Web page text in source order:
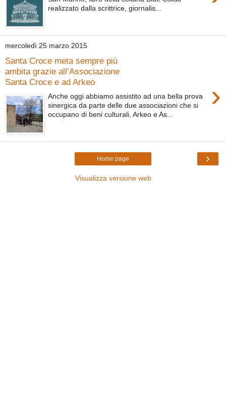
realizzato dalla scrittrice, giornalis...
mercoledì 25 marzo 2015
Santa Croce meta sempre più
ambita grazie all’Associazione
Santa Croce e ad Arkeo
›
Anche oggi abbiamo assistito ad una bella prova
sinergica da parte delle due associazioni che si
occupano di beni culturali, Arkeo e As...
›
Home page
Visualizza versione web